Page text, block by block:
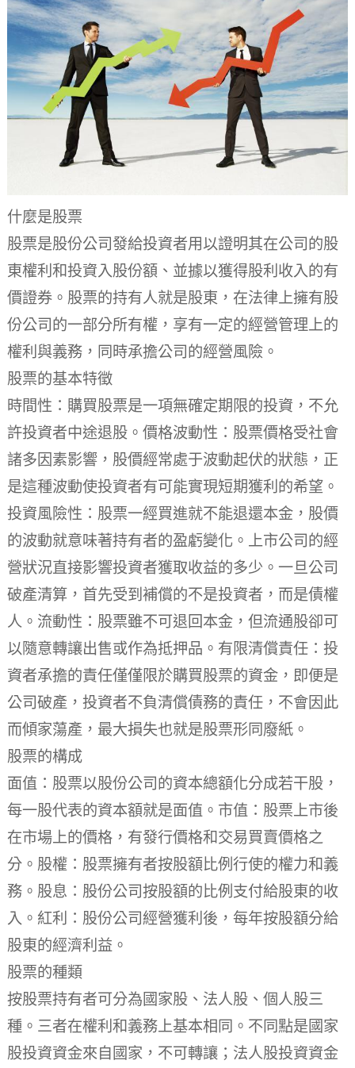
什麼是股票
股票是股份公司發給投資者用以證明其在公司的股
東權利和投資入股份額、並據以獲得股利收入的有
價證券。股票的持有人就是股東，在法律上擁有股
份公司的一部分所有權，享有一定的經營管理上的
權利與義務，同時承擔公司的經營風險。
股票的基本特徵
時間性：購買股票是一項無確定期限的投資，不允
許投資者中途退股。價格波動性：股票價格受社會
諸多因素影響，股價經常處于波動起伏的狀態，正
是這種波動使投資者有可能實現短期獲利的希望。
投資風險性：股票一經買進就不能退還本金，股價
的波動就意味著持有者的盈虧變化。上市公司的經
營狀況直接影響投資者獲取收益的多少。一旦公司
破產清算，首先受到補償的不是投資者，而是債權
人。流動性：股票雖不可退回本金，但流通股卻可
以隨意轉讓出售或作為抵押品。有限清償責任：投
資者承擔的責任僅僅限於購買股票的資金，即便是
公司破產，投資者不負清償債務的責任，不會因此
而傾家蕩產，最大損失也就是股票形同廢紙。
股票的構成
面值：股票以股份公司的資本總額化分成若干股，
每一股代表的資本額就是面值。市值：股票上市後
在市場上的價格，有發行價格和交易買賣價格之
分。股權：股票擁有者按股額比例行使的權力和義
務。股息：股份公司按股額的比例支付給股東的收
入。紅利：股份公司經營獲利後，每年按股額分給
股東的經濟利益。
股票的種類
按股票持有者可分為國家股、法人股、個人股三
種。三者在權利和義務上基本相同。不同點是國家
股投資資金來自國家，不可轉讓；法人股投資資金